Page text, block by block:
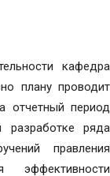
кафедра
плану проводит
отчетный период
разработке ряда
правления
эффективности